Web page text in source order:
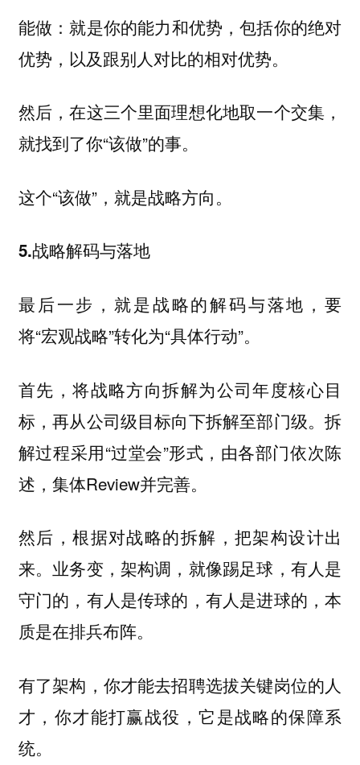
能做： 就是你的能力和优势，包括你的绝对
优势，以及跟别人对比的相对优势。
然后，在这三个里面理想化地取一个交集，
就找到了你“该做”的事。
这个“该做”，就是战略方向。
5.战略解码与落地
最后一步，就是战略的解码与落地，要
将“宏观战略”转化为“具体行动”。
首先，将战略方向拆解为公司年度核心目
标，再从公司级目标向下拆解至部门级。拆
解过程采用“过堂会”形式，由各部门依次陈
述，集体Review并完善。
然后，根据对战略的拆解，把架构设计出
来。业务变，架构调，就像踢足球，有人是
守门的，有人是传球的，有人是进球的，本
质是在排兵布阵。
有了架构，你才能去招聘选拔关键岗位的人
才，你才能打赢战役，它是战略的保障系
统。